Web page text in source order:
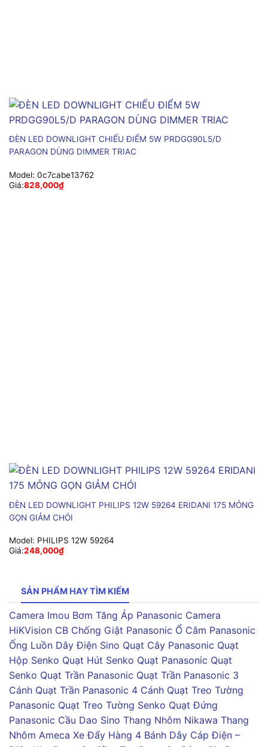
ĐÈN LED DOWNLIGHT CHIẾU ĐIỂM 5W PRDGG90L5/D
PARAGON DÙNG DIMMER TRIAC
Model: 0c7cabe13762
Giá:828,000₫
ĐÈN LED DOWNLIGHT PHILIPS 12W 59264 ERIDANI 175 MỎNG
GỌN GIẢM CHÓI
Model: PHILIPS 12W 59264
Giá:248,000₫
SẢN PHẨM HAY TÌM KIẾM
Camera Imou Bơm Tăng Áp Panasonic Camera
HiKVision CB Chống Giật Panasonic Ổ Cắm Panasonic
Ống Luồn Dây Điện Sino Quạt Cây Panasonic Quạt
Hộp Senko Quạt Hút Senko Quạt Panasonic Quạt
Senko Quạt Trần Panasonic Quạt Trần Panasonic 3
Cánh Quạt Trần Panasonic 4 Cánh Quạt Treo Tường
Panasonic Quạt Treo Tường Senko Quạt Đứng
Panasonic Cầu Dao Sino Thang Nhôm Nikawa Thang
Nhôm Ameca Xe Đẩy Hàng 4 Bánh Dây Cáp Điện –